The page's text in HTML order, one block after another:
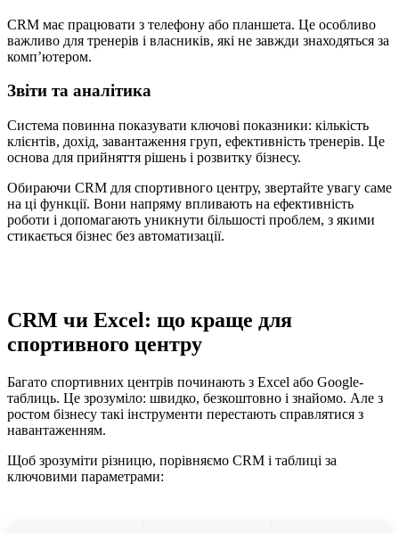
CRM має працювати з телефону або планшета. Це особливо
важливо для тренерів і власників, які не завжди знаходяться за
комп’ютером.
Звіти та аналітика
Система повинна показувати ключові показники: кількість
клієнтів, дохід, завантаження груп, ефективність тренерів. Це
основа для прийняття рішень і розвитку бізнесу.
Обираючи CRM для спортивного центру, звертайте увагу саме
на ці функції. Вони напряму впливають на ефективність
роботи і допомагають уникнути більшості проблем, з якими
стикається бізнес без автоматизації.
CRM чи Excel: що краще для
спортивного центру
Багато спортивних центрів починають з Excel або Google-
таблиць. Це зрозуміло: швидко, безкоштовно і знайомо. Але з
ростом бізнесу такі інструменти перестають справлятися з
навантаженням.
Щоб зрозуміти різницю, порівняємо CRM і таблиці за
ключовими параметрами: